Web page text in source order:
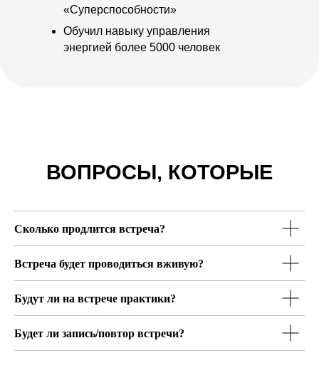
Обучил навыку управления
энергией более 5000 человек
«Суперспособности»
Сколько продлится встреча?
Встреча будет проводиться вживую?
Будут ли на встрече практики?
Будет ли запись/повтор встречи?